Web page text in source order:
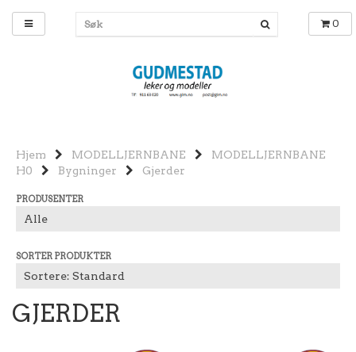
0
Hjem MODELLJERNBANE
MODELLJERNBANE
H0
Bygninger Gjerder
PRODUSENTER
SORTER PRODUKTER
GJERDER